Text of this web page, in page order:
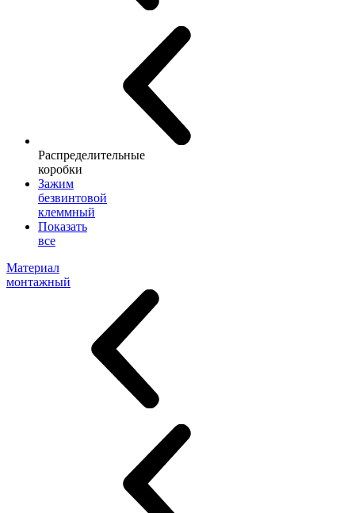
Распределительные
коробки
Зажим
безвинтовой
клеммный
Показать
все
Материал
монтажный